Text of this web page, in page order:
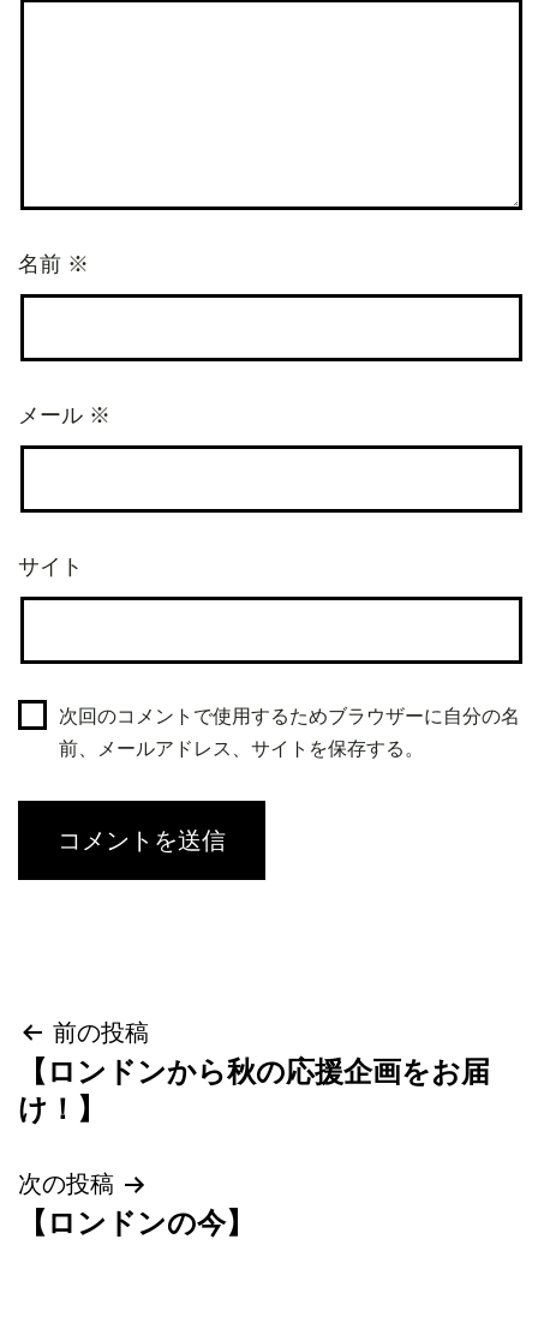
名前 ※
メール ※
サイト
次回のコメントで使用するためブラウザーに自分の名
前、メールアドレス、サイトを保存する。
投
稿
ビ
前の投稿
【ロンドンから秋の応援企画をお届
け！】
次の投稿
【ロンドンの今】